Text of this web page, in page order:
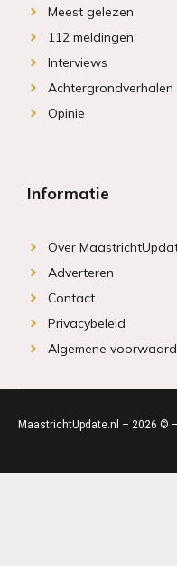
Meest gelezen
112 meldingen
Interviews
Achtergrondverhalen
Opinie
Informatie
Over
Adverteren
Contact
Privacybeleid
Algemene
MaastrichtUpdate.nl – 2026 ©